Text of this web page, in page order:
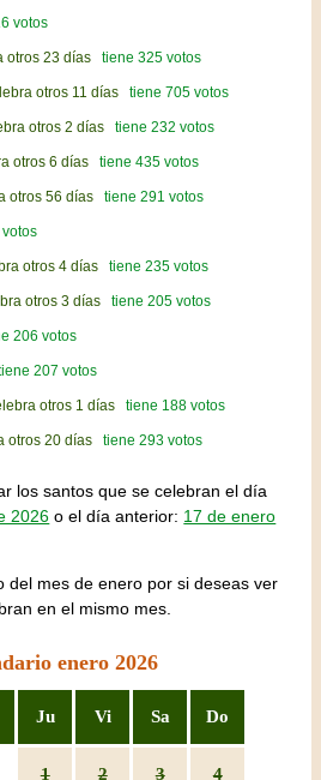
votos
otros 23 días tiene 325 votos
otros 11 días tiene 705 votos
otros 2 días tiene 232 votos
otros 6 días tiene 435 votos
otros 56 días tiene 291 votos
otros 4 días tiene 235 votos
otros 3 días tiene 205 votos
206 votos
207 votos
otros 1 días tiene 188 votos
otros 20 días tiene 293 votos
los santos que se celebran el día
2026 o el día anterior: 17 de enero
del mes de enero por si deseas ver
en el mismo mes.
enero 2026
Ju Vi Sa Do
1 2 3 4